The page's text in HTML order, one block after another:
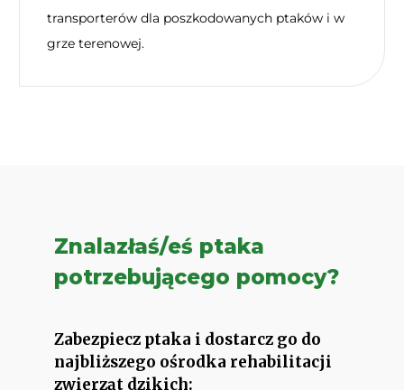
transporterów dla poszkodowanych ptaków i w
grze terenowej.
Znalazłaś/eś ptaka
potrzebującego pomocy?
Zabezpiecz ptaka i dostarcz go do
najbliższego ośrodka rehabilitacji
zwierząt dzikich: